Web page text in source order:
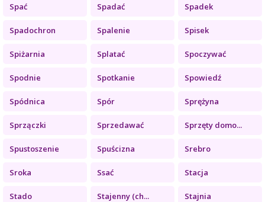
Spać Spadać Spadek
Spadochron Spalenie Spisek
Spiżarnia Splatać Spoczywać
Spodnie Spotkanie Spowiedź
Spódnica Spór Sprężyna
Sprzączki Sprzedawać Sprzęty domo...
Spustoszenie Spuścizna Srebro
Sroka Ssać Stacja
Stado Stajenny (ch... Stajnia